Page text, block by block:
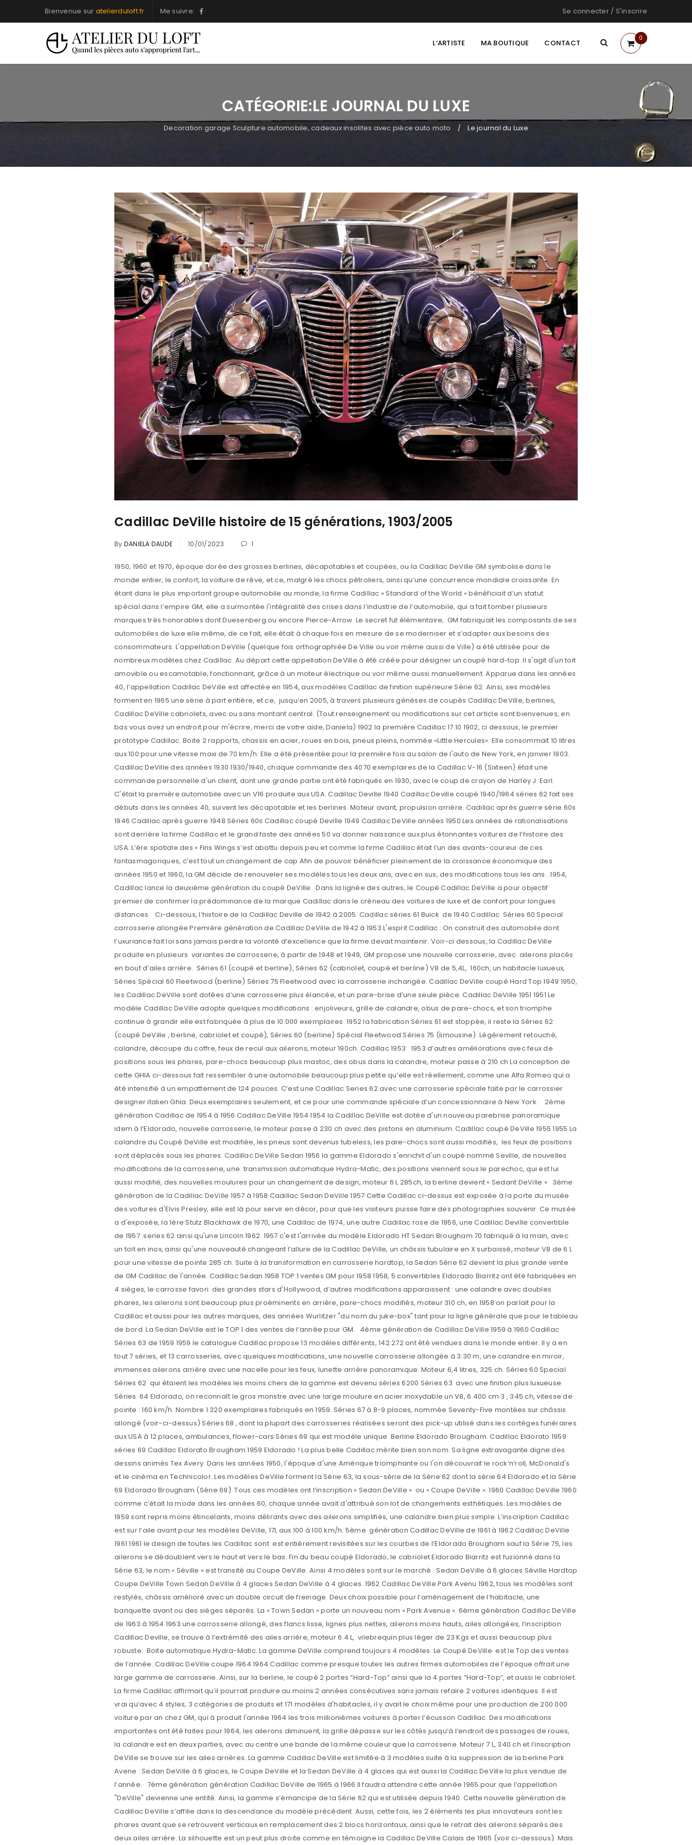
SE CONNECTER
Identifiant ou e-mail*
Mot de passe*
Se souvenir de moi
SE CONNECTER
MOT DE PASSE PERDU ?
S’INSCRIRE
Prénom* Nom *
Téléphone
Date de naissance*
Adresse e-mail*
Mot de passe
Enter Date of Birthday
Bienvenue sur atelierduloft.fr Me suivre: Se connecter/ S'inscrire
L’ARTISTE MA BOUTIQUE CONTACT
0
CATÉGORIE:LE JOURNAL DU LUXE
Decoration garage Sculpture automobile, cadeaux insolites avec pièce auto moto / Le journal du Luxe
Cadillac DeVille histoire de 15 générations, 1903/2005
By DANIELA DAUDE 10/01/2023 1
1950, 1960 et 1970, époque dorée des grosses berlines, décapotables et coupées, ou la Cadillac DeVille GM symbolise dans le monde entier, le confort, la voiture de rêve, et ce, malgré les chocs pétroliers, ainsi qu’une concurrence mondiale croissante. En étant dans le plus important groupe automobile au monde, la firme Cadillac « Standard of the World » bénéficiait d’un statut spécial dans l’empire GM, elle a surmontée l'intégralité des crises dans l’industrie de l’automobile, qui a fait tomber plusieurs marques très honorables dont Duesenberg ou encore Pierce-Arrow. Le secret fut élémentaire, GM fabriquait les composants de ses automobiles de luxe elle même, de ce fait, elle était à chaque fois en mesure de se moderniser et s’adapter aux besoins des consommateurs. L'appellation DeVille (quelque fois orthographiée De Ville ou voir même aussi de Ville) a été utilisée pour de nombreux modèles chez Cadillac. Au départ cette appellation DeVille à été créée pour désigner un coupé hard-top. Il s'agit d'un toit amovible ou escamotable, fonctionnant, grâce à un moteur électrique ou voir même aussi manuellement. Apparue dans les années 40, l’appellation Cadillac DeVille est affectée en 1954, aux modèles Cadillac de finition supérieure Série 62. Ainsi, ses modèles forment en 1965 une série à part entière, et ce, jusqu’en 2005, à travers plusieurs génèses de coupés Cadillac DeVille, berlines, Cadillac DeVille cabriolets, avec ou sans montant central. (Tout renseignement ou modifications sur cet article sont bienvenues, en bas vous avez un endroit pour m'écrire, merci de votre aide, Daniela) 1902 la première Cadillac 17.10.1902, ci dessous, le premier prototype Cadillac. Boite 2 rapports, chassis en acier, roues en bois, pneus pleins, nommée «Little Hercules». Elle consommait 10 litres aux 100 pour une vitesse maxi de 70 km/h. Elle a été présentée pour la première fois au salon de l'auto de New York, en janvier 1903. Cadillac DeVille des années 1930 1930/1940, chaque commande des 4070 exemplaires de la Cadillac V-16 (Sixteen) était une commande personnelle d'un client, dont une grande partie ont été fabriqués en 1930, avec le coup de crayon de Harley J. Earl. C'était la première automobile avec un V16 produite aux USA. Cadillac Deville 1940 Cadillac Deville coupé 1940/1964 séries 62 fait ses débuts dans les années 40, suivent les décapotable et les berlines. Moteur avant, propulsion arrière. Cadillac après guerre série 60s 1946 Cadillac après guerre 1948 Séries 60s Cadillac coupé Deville 1949 Cadillac DeVille années 1950 Les années de rationalisations sont derrière la firme Cadillac et le grand faste des années 50 va donner naissance aux plus étonnantes voitures de l’histoire des USA. L’ère spatiale des « Fins Wings s’est abattu depuis peu et comme la firme Cadillac était l’un des avants-coureur de ces fantasmagoriques, c’est tout un changement de cap Afin de pouvoir bénéficier pleinement de la croissance économique des années 1950 et 1960, la GM décide de renouveler ses modèles tous les deux ans, avec en sus, des modifications tous les ans. 1954, Cadillac lance la deuxième génération du coupé DeVille. Dans la lignée des autres, le Coupé Cadillac DeVille a pour objectif premier de confirmer la prédominance de la marque Cadillac dans le créneau des voitures de luxe et de confort pour longues distances. Ci-dessous, l’histoire de la Cadillac Deville de 1942 à 2005. Cadillac séries 61 Buick de 1940 Cadillac Séries 60 Special carrosserie allongée Première génération de Cadillac DeVille de 1942 à 1953 L'esprit Cadillac : On construit des automobile dont l’uxuriance fait loi sans jamais perdre la volonté d’excellence que la firme devait maintenir. Voir-ci dessous, la Cadillac DeVille produite en plusieurs variantes de carrosserie, à partir de 1948 et 1949, GM propose une nouvelle carrosserie, avec ailerons placés en bout d’ailes arrière. Séries 61 (coupé et berline), Séries 62 (cabriolet, coupé et berline) V8 de 5,4L, 160ch, un habitacle luxueux, Séries Spécial 60 Fleetwood (berline) Séries 75 Fleetwood avec la carrosserie inchangée. Cadillac DeVille coupé Hard Top 1949 1950, les Cadillac DeVille sont dotées d’une carrosserie plus élancée, et un pare-brise d’une seule pièce. Cadillac DeVille 1951 1951 Le modèle Cadillac DeVille adopte quelques modifications : enjoliveurs, grille de calandre, obus de pare-chocs, et son triomphe continue à grandir elle est fabriquée à plus de 10.000 exemplaires. 1952 la fabrication Séries 61 est stoppée, il reste la Séries 62 (coupé DeVille , berline, cabriolet et coupé), Séries 60 (berline) Spécial Fleetwood Séries 75 (limousine). Légèrement retouché, calandre, découpe du coffre, feux de recul aux ailerons, moteur 190ch. Cadillac 1953 1953 d’autres améliorations avec feux de positions sous les phares, pare-chocs beaucoup plus mastoc, des obus dans la calandre, moteur passe à 210 ch La conception de cette GHIA ci-dessous fait ressembler à une automobile beaucoup plus petite qu’elle est réellement, comme une Alfa Romeo qui a été intensifié à un empattement de 124 pouces. C’est une Cadillac Series 62 avec une carrosserie spéciale faite par le carrossier designer italien Ghia. Deux exemplaires seulement, et ce pour une commande spéciale d’un concessionnaire à New York. 2ème génération Cadillac de 1954 à 1956 Cadillac DeVille 1954 1954 la Cadillac DeVille est dotée d'un nouveau parebrise panoramique idem à l’Eldorado, nouvelle carrosserie, le moteur passe à 230 ch avec des pistons en aluminium. Cadillac coupé DeVille 1955 1955 La calandre du Coupé DeVille est modifiée, les pneus sont devenus tubeless, les pare-chocs sont aussi modifiés, les feux de positions sont déplacés sous les phares. Cadillac DeVille Sedan 1956 la gamme Eldorado s'enrichit d'un coupé nommé Seville, de nouvelles modifications de la carrosserie, une transmission automatique Hydra-Matic, des positions viennent sous le parechoc, qui est lui aussi modifié, des nouvelles moulures pour un changement de design, moteur 6 L 285ch, la berline devient « Sedant DeVille » 3ème génération de la Cadillac DeVille 1957 à 1958 Cadillac Sedan DeVille 1957 Cette Cadillac ci-dessus est exposée à la porte du musée des voitures d'Elvis Presley, elle est là pour servir en décor, pour que les visiteurs puisse faire des photographies souvenir. Ce musée a d'exposée, la 1ère Stutz Blackhawk de 1970, une Cadillac de 1974, une autre Cadillac rose de 1956, une Cadillac Deville convertible de 1957 series 62 ainsi qu'une Lincoln 1962. 1957 c'est l'arrivée du modèle Eldorado HT Sedan Brougham 70 fabriqué à la main, avec un toit en inox, ainsi qu'une nouveauté changeant l’allure de la Cadillac DeVille, un châssis tubulaire en X surbaissé, moteur V8 de 6 L pour une vitesse de pointe 285 ch. Suite à la transformation en carrosserie hardtop, la Sedan Série 62 devient la plus grande vente de GM Cadillac de l'année. Cadillac Sedan 1958 TOP 1 ventes GM pour 1958 1958, 5 convertibles Eldorado Biarritz ont été fabriquées en 4 sièges, le carrosse favori des grandes stars d'Hollywood, d’autres modifications apparaissent : une calandre avec doubles phares, les ailerons sont beaucoup plus proéminents en arrière, pare-chocs modifiés, moteur 310 ch, en 1958 on parlait pour la Cadillac et aussi pour les autres marques, des années Wurlitzer "du nom du juke-box" tant pour la ligne générale que pour le tableau de bord. La Sedan DeVille est le TOP 1 des ventes de l’année pour GM. 4ème génération de Cadillac DeVille 1959 à 1960 Cadillac Séries 63 de 1959 1959 le catalogue Cadillac propose 13 modèles différents, 142.272 ont été vendues dans le monde entier. Il y a en tout 7 séries, et 13 carrosseries, avec quelques modifications, une nouvelle carrosserie allongée à 3.30 m, une calandre en miroir, immenses ailerons arrière avec une nacelle pour les feux, lunette arrière panoramique. Moteur 6,4 litres, 325 ch. Séries 60 Special Séries 62 qui étaient les modèles les moins chers de la gamme est devenu séries 6200 Séries 63 avec une finition plus luxueuse Séries 64 Eldorado, on reconnaît le gros monstre avec une large moulure en acier inoxydable un V8, 6 400 cm 3 , 345 ch, vitesse de pointe : 160 km/h. Nombre 1 320 exemplaires fabriqués en 1959. Séries 67 à 8-9 places, nommée Seventy-Five montées sur châssis allongé (voir-ci-dessus) Séries 68 , dont la plupart des carrosseries réalisées seront des pick-up utilisé dans les cortèges funéraires aux USA à 12 places, ambulances, flower-cars Séries 69 qui est modèle unique Berline Eldorado Brougham. Cadillac Eldorato 1959 séries 69 Cadillac Eldorato Brougham 1959 Eldorado ! La plus belle Cadillac mérite bien son nom. Sa ligne extravagante digne des dessins animés Tex Avery. Dans les années 1950, l'époque d'une Amérique triomphante ou l'on découvrait le rock’n’roll, McDonald's et le cinéma en Technicolor. Les modèles DeVille forment la Série 63, la sous-série de la Série 62 dont la série 64 Eldorado et la Série 69 Eldorado Brougham (Série 69). Tous ces modèles ont l’inscription « Sedan DeVille » ou « Coupe DeVille ». 1960 Cadillac DeVille 1960 comme c’était la mode dans les années 60, chaque année avait d'attribué son lot de changements esthétiques. Les modèles de 1959 sont repris moins étincelants, moins délirants avec des ailerons simplifiés, une calandre bien plus simple. L’inscription Cadillac est sur l’aile avant pour les modèles DeVille, 17L aux 100 à 100 km/h. 5ème génération Cadillac DeVille de 1961 à 1962 Cadillac DeVille 1961 1961 le design de toutes les Cadillac sont est entièrement revisitées sur les courbes de l’Eldorado Brougham sauf la Série 75, les ailerons se dédoublent vers le haut et vers le bas. Fin du beau coupé Eldorado, le cabriolet Eldorado Biarritz est fusionné dans la Série 63, le nom « Séville » est transité